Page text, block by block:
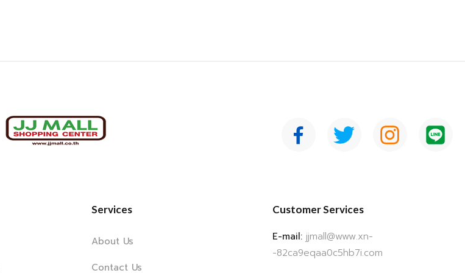
Services
About Us
Contact Us
Customer Services
E-mail: jjmall@www.xn-
-82ca9eqaa0c5hb7i.com